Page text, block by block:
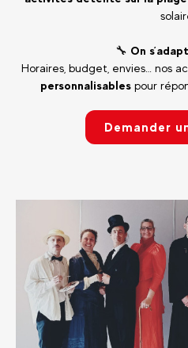
🔧 On
Horaires, budget, envies… nos
personnalisables pour
Demander